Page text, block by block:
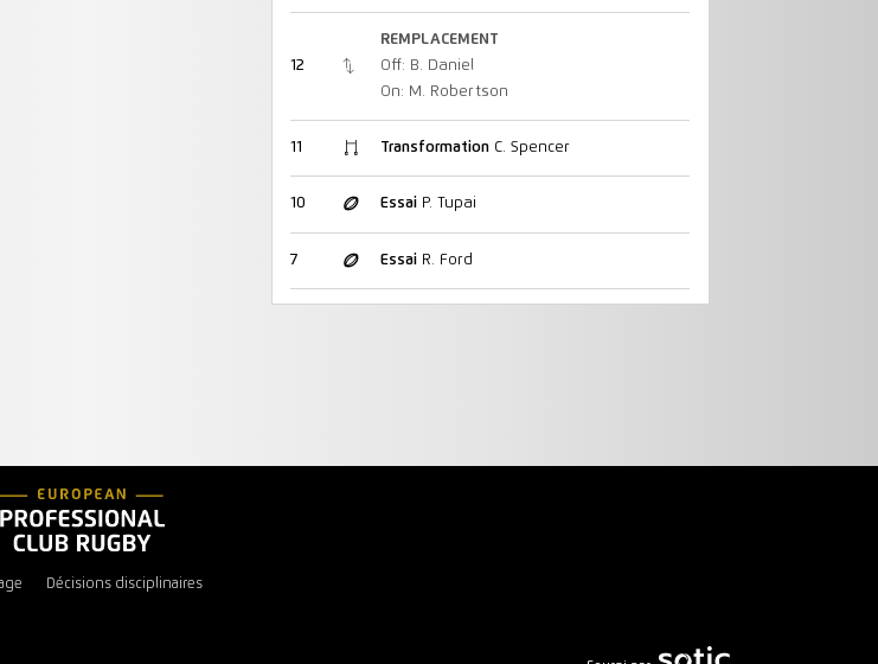
12
REMPLACEMENT
Off: B. Daniel
On: M. Robertson
11 TransformationC. Spencer
10 EssaiP. Tupai
7 EssaiR. Ford
Décisions disciplinaires